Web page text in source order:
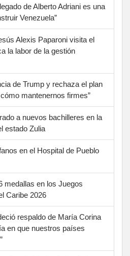
de Alberto Adriani es una
Venezuela”
Alexis Paparoni visita el
la labor de la gestión
de Trump y rechaza el plan
mantenernos firmes”
a nuevos bachilleres en la
estado Zulia
en el Hospital de Pueblo
medallas en los Juegos
Caribe 2026
respaldo de María Corina
en que nuestros países